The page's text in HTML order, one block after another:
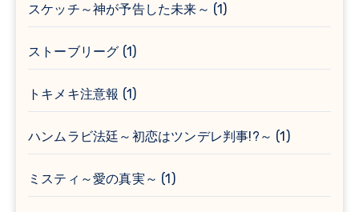
スケッチ～神が予告した未来～ (1)
ストーブリーグ (1)
トキメキ注意報 (1)
ハンムラビ法廷～初恋はツンデレ判事!?～ (1)
ミスティ～愛の真実～ (1)